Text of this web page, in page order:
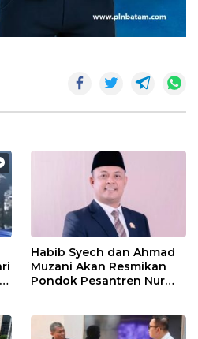
Habib Syech dan Ahmad
Muzani Akan Resmikan
Pondok Pesantren Nur